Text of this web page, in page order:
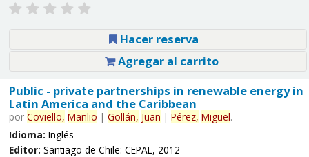
Hacer reserva
Agregar al carrito
Public - private partnerships in renewable energy in
Latin America and the Caribbean
por Coviello, Manlio | Gollán, Juan | Pérez, Miguel.
Idioma: Inglés
Editor: Santiago de Chile: CEPAL, 2012